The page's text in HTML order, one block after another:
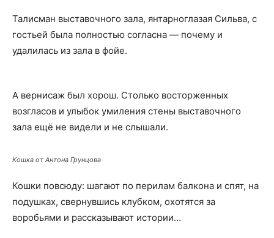
Талисман выставочного зала, янтарноглазая Сильва, с
гостьей была полностью согласна — почему и
удалилась из зала в фойе.
А вернисаж был хорош. Столько восторженных
возгласов и улыбок умиления стены выставочного
зала ещё не видели и не слышали.
Кошка от Антона Грунцова
Кошки повсюду: шагают по перилам балкона и спят, на
подушках, свернувшись клубком, охотятся за
воробьями и рассказывают истории…